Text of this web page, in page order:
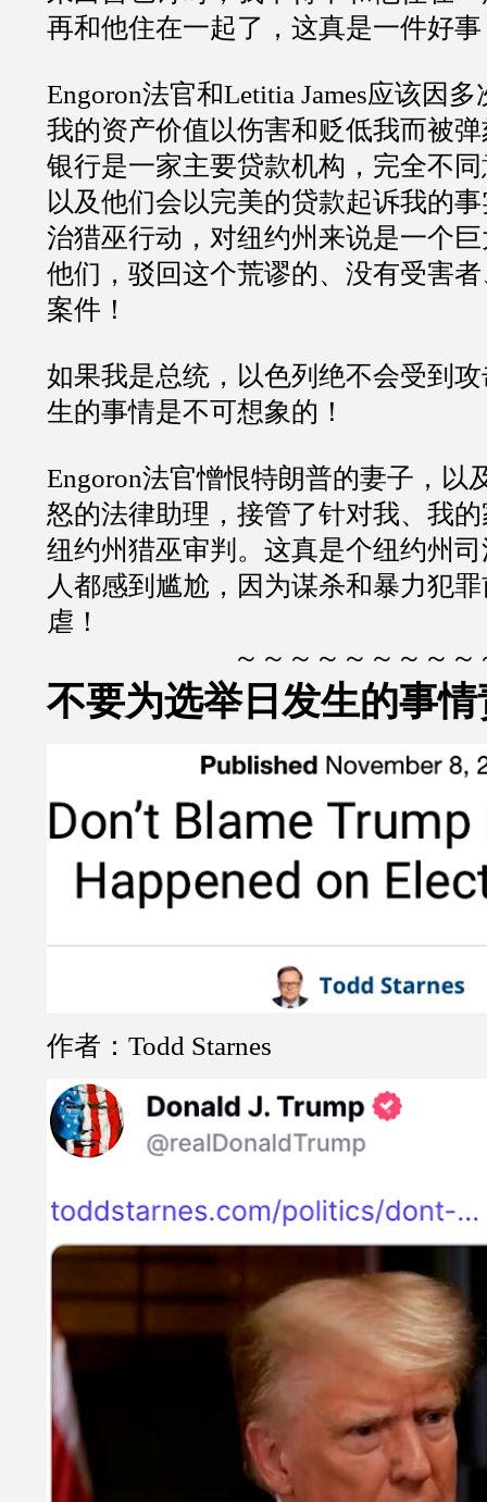
再和他住在一起了，这真是一件好
Engoron法官和Letitia James应该因
我的资产价值以伤害和贬低我而被
银行是一家主要贷款机构，完全不
以及他们会以完美的贷款起诉我的
治猎巫行动，对纽约州来说是一个
他们，驳回这个荒谬的、没有受害
案件！
如果我是总统，以色列绝不会受到
生的事情是不可想象的！
Engoron法官憎恨特朗普的妻子，以
怒的法律助理，接管了针对我、我
纽约州猎巫审判。这真是个纽约州
人都感到尴尬，因为谋杀和暴力犯
虐！
～～～～～～～～～
不要为选举日发生的事
作者：Todd Starnes